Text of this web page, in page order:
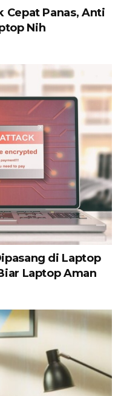
Cepat Panas, Anti
Nih
di Laptop
Laptop Aman